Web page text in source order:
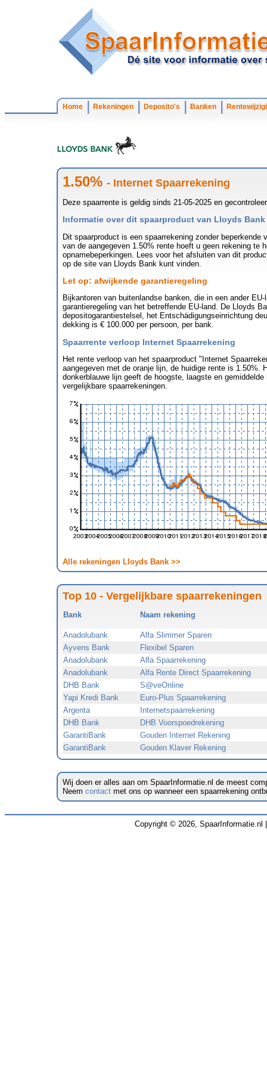
Home Rekeningen Deposito's Banken
1.50% - Internet Spaarrekening
Deze spaarrente is geldig sinds 21-05-2025 en
Informatie over dit spaarproduct van Lloyds Bank
Dit spaarproduct is een spaarrekening zonder beperkende
van de aangegeven 1.50% rente hoeft u geen rekening te
opnamebeperkingen. Lees voor het afsluiten van dit
op de site van Lloyds Bank kunt vinden.
Let op: afwijkende garantieregeling
Bijkantoren van buitenlandse banken, die in een ander
garantieregeling van het betreffende EU-land. De Lloyds
depositogarantiestelsel, het Entschädigungseinrichtung
dekking is € 100.000 per persoon, per bank.
Spaarrente verloop Internet Spaarrekening
Het rente verloop van het spaarproduct "Internet
aangegeven met de oranje lijn, de huidige rente is 1.50%.
donkerblauwe lijn geeft de hoogste, laagste en gemiddelde
vergelijkbare spaarrekeningen.
Alle rekeningen Lloyds Bank >>
Top 10 - Vergelijkbare spaarrekeningen
Bank Naam rekening
Anadolubank
Alfa Slimmer Sparen
Ayvens Bank
Flexibel Sparen
Anadolubank
Alfa Spaarrekening
Anadolubank
Alfa Rente Direct Spaarrekening
DHB Bank
S@veOnline
Yapi Kredi Bank
Euro-Plus Spaarrekening
Argenta
Internetspaarrekening
DHB Bank
DHB Voorspoedrekening
GarantiBank
Gouden Internet Rekening
GarantiBank
Gouden Klaver Rekening
Wij doen er alles aan om SpaarInformatie.nl de meest
Neem contact met ons op wanneer een spaarrekening
Copyright © 2026, SpaarInformatie.nl